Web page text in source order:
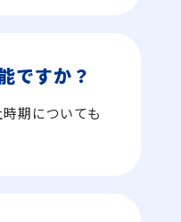
ですか？
期についても